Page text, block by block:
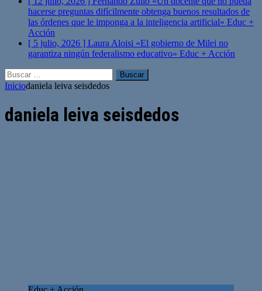
hacerse preguntas difícilmente obtenga buenos resultados de
las órdenes que le imponga a la inteligencia artificial» Educ +
Acción
[ 5 julio, 2026 ] Laura Aloisi «El gobierno de Milei no
garantiza ningún federalismo educativo» Educ + Acción
Buscar:
Iniciodaniela leiva seisdedos
daniela leiva seisdedos